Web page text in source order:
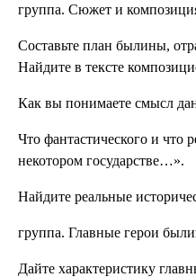
группа. Сюжет и
Составьте план былины,
Найдите в тексте
Как вы понимаете смысл
Что фантастического и что
некотором государстве…».
Найдите реальные
группа. Главные герои
Дайте характеристику